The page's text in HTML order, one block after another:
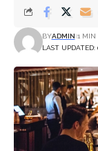
LAST UPDATED:
BYADMIN 1 MIN